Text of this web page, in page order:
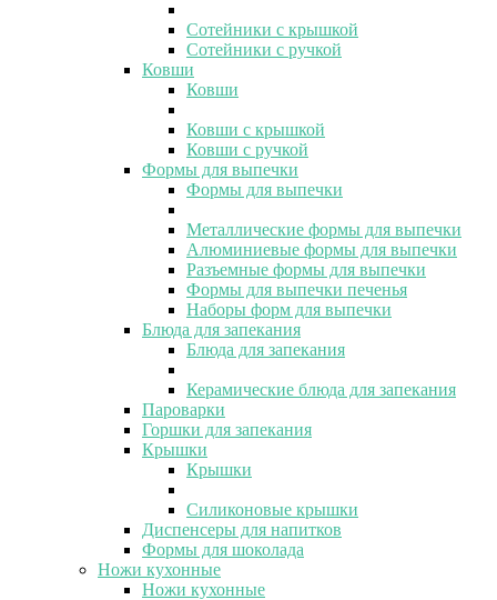
Сотейники с крышкой
Сотейники с ручкой
Ковши
Ковши
Ковши с крышкой
Ковши с ручкой
Формы для выпечки
Формы для выпечки
Металлические формы для выпечки
Алюминиевые формы для выпечки
Разъемные формы для выпечки
Формы для выпечки печенья
Наборы форм для выпечки
Блюда для запекания
Блюда для запекания
Керамические блюда для запекания
Пароварки
Горшки для запекания
Крышки
Крышки
Силиконовые крышки
Диспенсеры для напитков
Формы для шоколада
Ножи кухонные
Ножи кухонные